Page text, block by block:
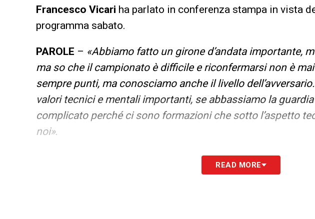
Francesco Vicari ha parlato in conferenza stampa in vista
programma sabato.
PAROLE – «Abbiamo fatto un girone d’andata importante,
ma so che il campionato è difficile e riconfermarsi non è
sempre punti, ma conosciamo anche il livello
valori tecnici e mentali importanti, se abbassiamo la
complicato perché ci sono formazioni che sotto l’aspetto
noi».
LA PLAYLIST DELLE NOSTRE TOP NEWSREAD MORE